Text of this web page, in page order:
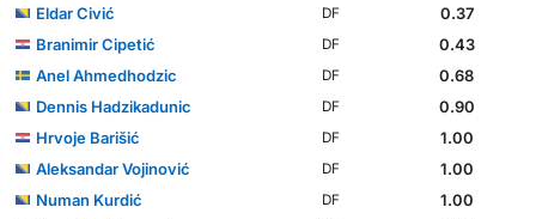
Eldar Civić
DF
0.37
Branimir Cipetić
DF
0.43
Anel Ahmedhodzic
DF
0.68
Dennis Hadzikadunic
DF
0.90
Hrvoje Barišić
DF
1.00
Aleksandar Vojinović
DF
1.00
Numan Kurdić
DF
1.00